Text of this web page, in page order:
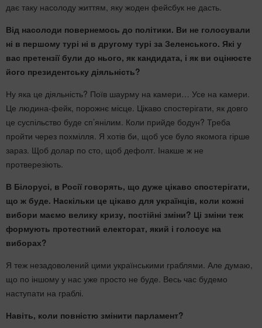
дає таку насолоду життям, яку жоден фейсбук не дасть.
Від насолоди повернемось до політики. Ви не голосували
ні в першому турі ні в другому турі за Зеленського. Які у
вас претензії були до нього, як кандидата, і як ви оцінюєте
його президентську діяльність?
Ну яка це діяльність? Поїв шаурму на камери… Усе на камери.
Це людина-фейк, порожнє місце. Цікаво спостерігати, як довго
це суспільство буде сп’янілим. Коли прийде бодун? Треба
пройти через похмілля. Я хотів би, щоб усе було якомога гірше
зараз. Щоб долар по сто, щоб дефолт. Інакше ж не
протверезіють.
В Білорусі, в Росії говорять, що дуже цікаво спостерігати,
що ж буде. Наскільки це цікаво для українців, коли кожні
вибори маємо велику кризу, постійні зміни? Ці зміни теж
формують протестний електорат, який і голосує на
виборах?
Я теж незадоволений цими українськими граблями. Але думаю,
що по іншому у нас уже просто не буде. Весь час будемо
наступати на граблі.
Навіть, коли повністю змінити парламент?